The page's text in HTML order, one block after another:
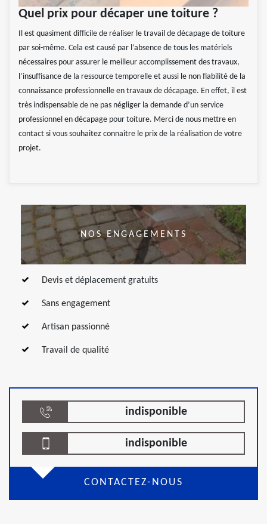
Quel prix pour décaper une toiture ?
Il est quasiment difficile de réaliser le travail de décapage de toiture
par soi-même. Cela est causé par l’absence de tous les matériels
nécessaires pour assurer le meilleur accomplissement des travaux,
l’insuffisance de la ressource temporelle et aussi le non fiabilité de la
connaissance professionnelle en travaux de décapage. En effet, il est
très indispensable de ne pas négliger la demande d’un service
professionnel en décapage pour toiture. Merci de nous mettre en
contact si vous souhaitez connaitre le prix de la réalisation de votre
projet.
NOS ENGAGEMENTS
Devis et déplacement gratuits
Sans engagement
Artisan passionné
Travail de qualité
indisponible
indisponible
CONTACTEZ-NOUS